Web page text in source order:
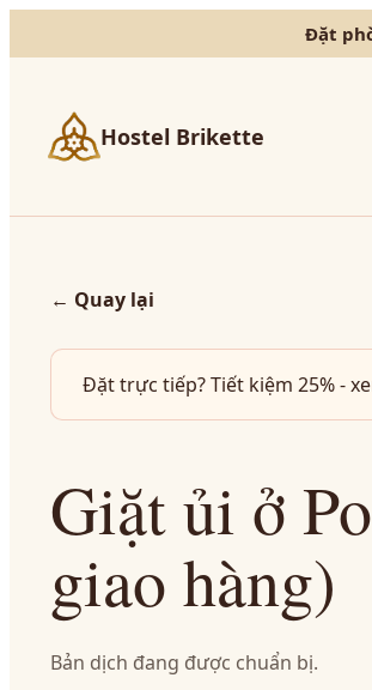
Đặt
Hostel Brikette
← Quay lại
Đặt trực tiếp? Tiết kiệm 25% -
Giặt ủi ở
giao hàng)
Bản dịch đang được chuẩn bị.